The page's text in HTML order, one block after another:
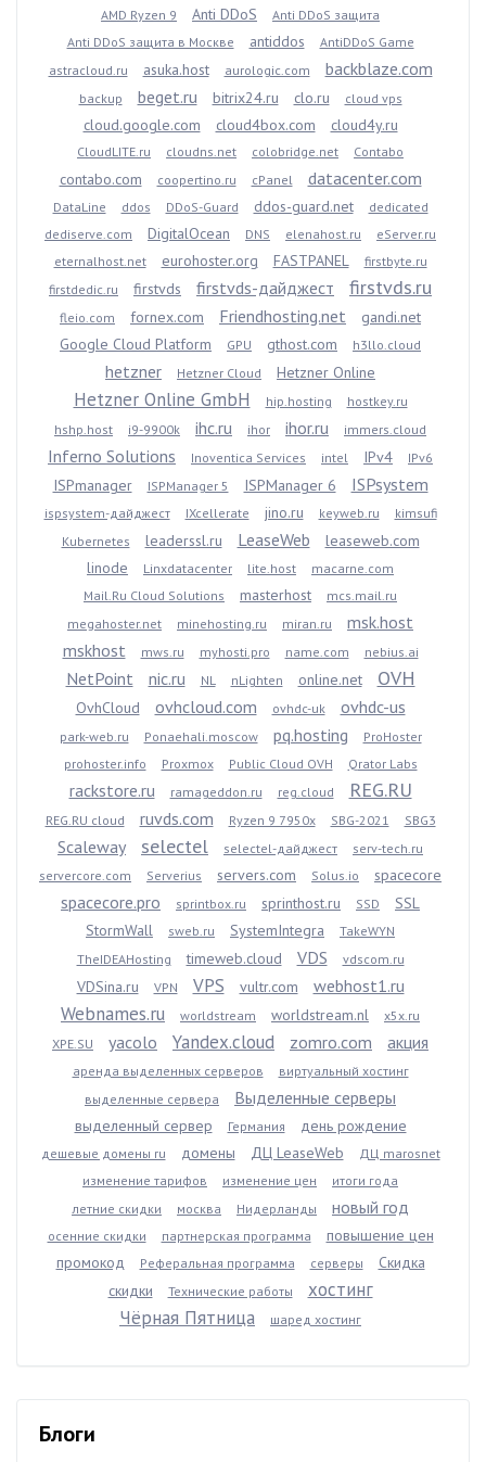
AMD Ryzen 9 Anti DDoS
Anti DDoS защита
Anti DDoS защита в Москве
antiddos
AntiDDoS Game
astracloud.ru
asuka.host aurologic.com backblaze.com
backup beget.ru bitrix24.ru clo.ru cloud vps
cloud.google.com cloud4box.com cloud4y.ru
CloudLITE.ru cloudns.net colobridge.net Contabo
contabo.com coopertino.ru cPanel datacenter.com
DataLine ddos DDoS-Guard ddos-guard.net
dedicated
dediserve.com
DigitalOcean DNS elenahost.ru
eServer.ru
eternalhost.net
eurohoster.org FASTPANEL
firstbyte.ru
firstdedic.ru
firstvds firstvds-дайджест firstvds.ru
fleio.com fornex.com Friendhosting.net
gandi.net
Google Cloud Platform
GPU gthost.com h3llo.cloud
hetzner Hetzner Cloud Hetzner Online
Hetzner Online GmbH hip.hosting
hostkey.ru
hshp.host
i9-9900k ihc.ru ihor ihor.ru immers.cloud
Inferno Solutions Inoventica Services intel IPv4 IPv6
ISPmanager ISPManager 5 ISPManager 6 ISPsystem
ispsystem-дайджест IXcellerate jino.ru keyweb.ru
kimsufi
Kubernetes
leaderssl.ru LeaseWeb
leaseweb.com
linode
Linxdatacenter lite.host
macarne.com
Mail.Ru Cloud Solutions
masterhost
mcs.mail.ru
megahoster.net
minehosting.ru miran.ru
msk.host
mskhost
mws.ru myhosti.pro name.com nebius.ai
NetPoint nic.ru NL nLighten online.net OVH
OvhCloud ovhcloud.com ovhdc-uk ovhdc-us
park-web.ru Ponaehali.moscow pq.hosting
ProHoster
prohoster.info
Proxmox Public Cloud OVH Qrator Labs
rackstore.ru ramageddon.ru reg.cloud REG.RU
REG.RU cloud ruvds.com Ryzen 9 7950x SBG-2021 SBG3
Scaleway selectel selectel-дайджест
serv-tech.ru
servercore.com
Serverius servers.com Solus.io spacecore
spacecore.pro sprintbox.ru sprinthost.ru SSD
SSL
StormWall
sweb.ru SystemIntegra
TakeWYN
TheIDEAHosting
timeweb.cloud VDS vdscom.ru
VDSina.ru VPN VPS vultr.com webhost1.ru
Webnames.ru worldstream worldstream.nl
x5x.ru
XPE.SU
yacolo Yandex.cloud zomro.com акция
аренда выделенных серверов
виртуальный хостинг
выделенные сервера
Выделенные серверы
выделенный сервер Германия день рождение
дешевые домены ru домены ДЦ LeaseWeb
ДЦ marosnet
изменение тарифов
изменение цен
итоги года
летние скидки
москва Нидерланды новый год
осенние скидки партнерская программа
повышение цен
промокод
Реферальная программа серверы
Скидка
скидки
Технические работы
хостинг
Чёрная Пятница
шаред хостинг
Блоги